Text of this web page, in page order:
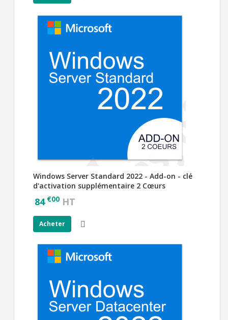
Windows Server Standard 2022 - Add-on - clé
d'activation supplémentaire 2 Cœurs
84 €00 HT
Acheter